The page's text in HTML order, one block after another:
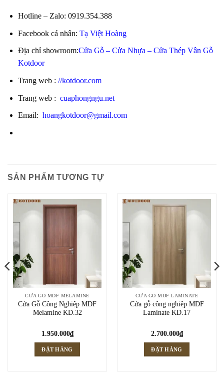
Hotline – Zalo: 0919.354.388
Facebook cá nhân: Tạ Việt Hoàng
Địa chỉ showroom:Cửa Gỗ – Cửa Nhựa – Cửa Thép Vân Gỗ
Kotdoor
Trang web : //kotdoor.com
Trang web: cuaphongngu.net
Email: hoangkotdoor@gmail.com
SẢN PHẨM TƯƠNG TỰ
CỬA GỖ MDF MELAMINE
Cửa Gỗ Công Nghiệp MDF
Melamine KD.32
1.950.000₫
ĐẶT HÀNG
CỬA GỖ MDF LAMINATE
Cửa gỗ công nghiệp MDF
Laminate KD.17
2.700.000₫
ĐẶT HÀNG